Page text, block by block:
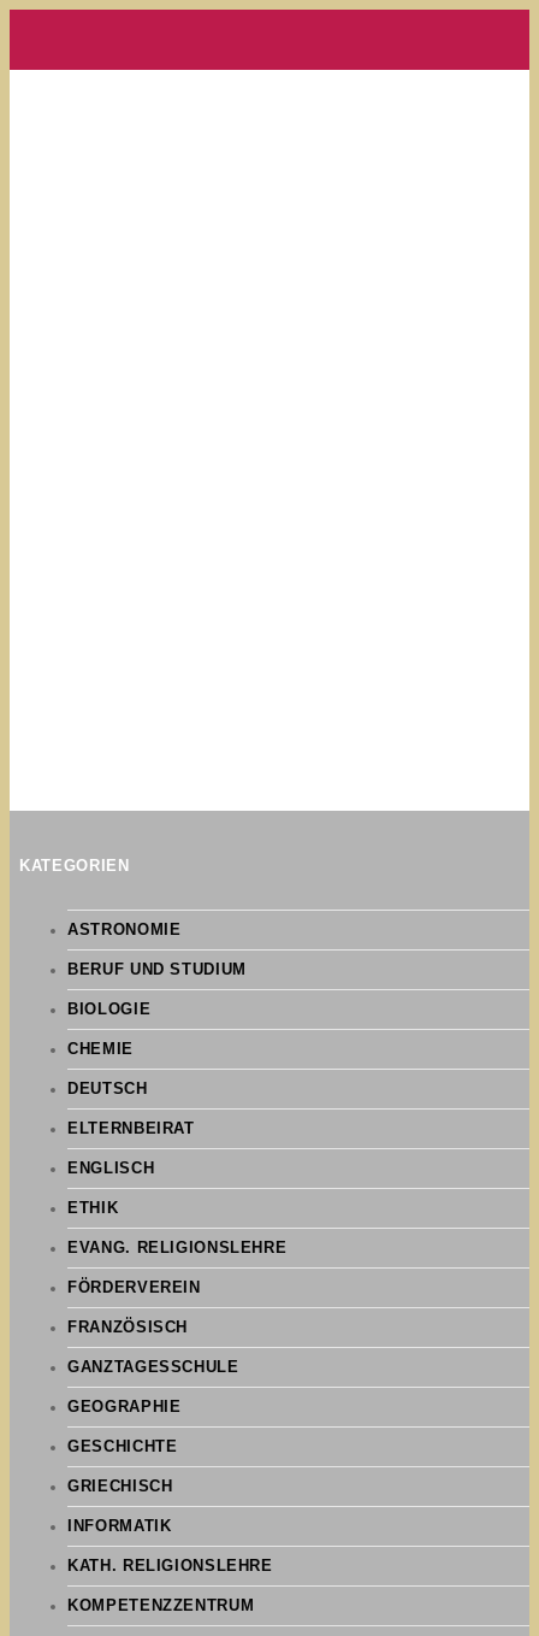
KATEGORIEN
ASTRONOMIE
BERUF UND STUDIUM
BIOLOGIE
CHEMIE
DEUTSCH
ELTERNBEIRAT
ENGLISCH
ETHIK
EVANG. RELIGIONSLEHRE
FÖRDERVEREIN
FRANZÖSISCH
GANZTAGESSCHULE
GEOGRAPHIE
GESCHICHTE
GRIECHISCH
INFORMATIK
KATH. RELIGIONSLEHRE
KOMPETENZZENTRUM